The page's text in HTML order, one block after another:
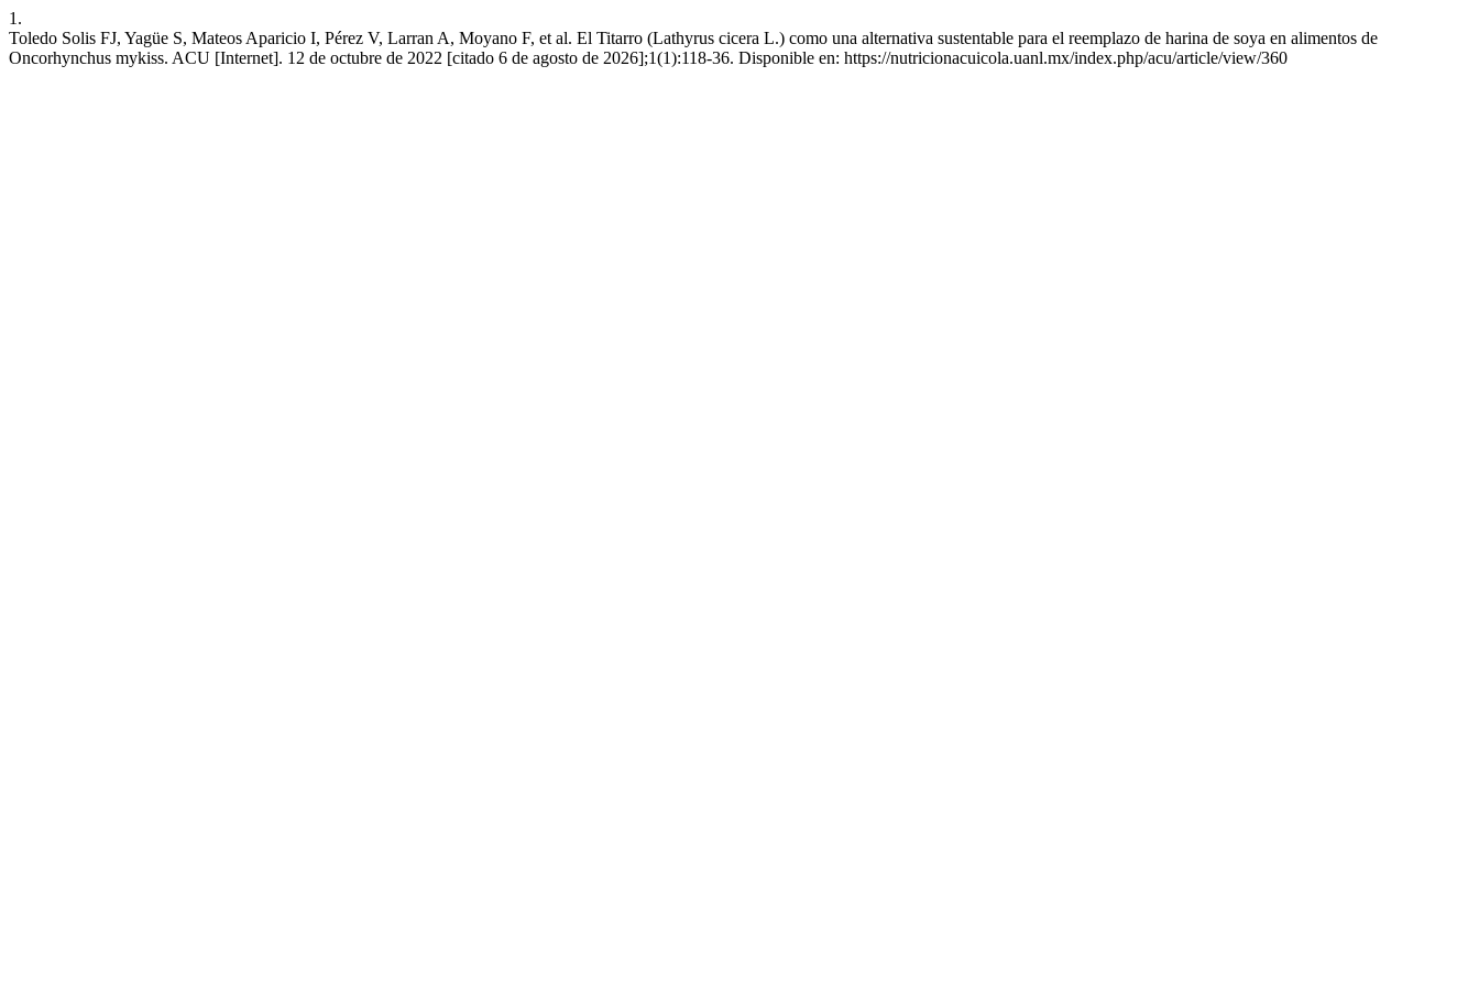
1.
Toledo Solis FJ, Yagüe S, Mateos Aparicio I, Pérez V, Larran A, Moyano F, et al. El Titarro (Lathyrus cicera L.) como una alternativa sustentable para el reemplazo de harina de soya en alimentos de
Oncorhynchus mykiss. ACU [Internet]. 12 de octubre de 2022 [citado 6 de agosto de 2026];1(1):118-36. Disponible en: https://nutricionacuicola.uanl.mx/index.php/acu/article/view/360